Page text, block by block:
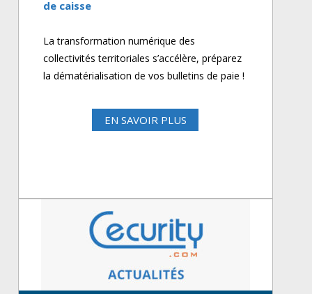
de caisse
La transformation numérique des
collectivités territoriales s’accélère, préparez
la dématérialisation de vos bulletins de paie !
EN SAVOIR PLUS